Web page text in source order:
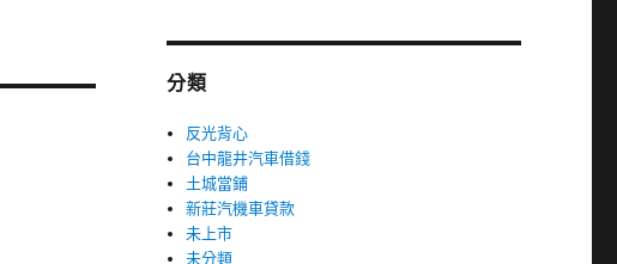
分類
反光背心
台中龍井汽車借錢
土城當鋪
新莊汽機車貸款
未上市
未分類